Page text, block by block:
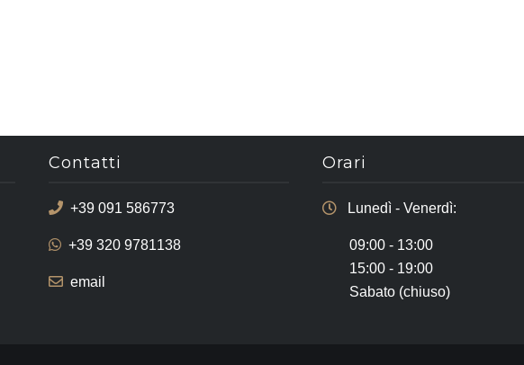
Contatti
+39 091 586773
+39 320 9781138
email
Orari
Lunedì - Venerdì:
09:00 - 13:00
15:00 - 19:00
Sabato (chiuso)